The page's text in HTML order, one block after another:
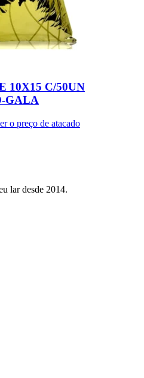
10X15 C/50UN
GALA
o preço de atacado
lar desde 2014.